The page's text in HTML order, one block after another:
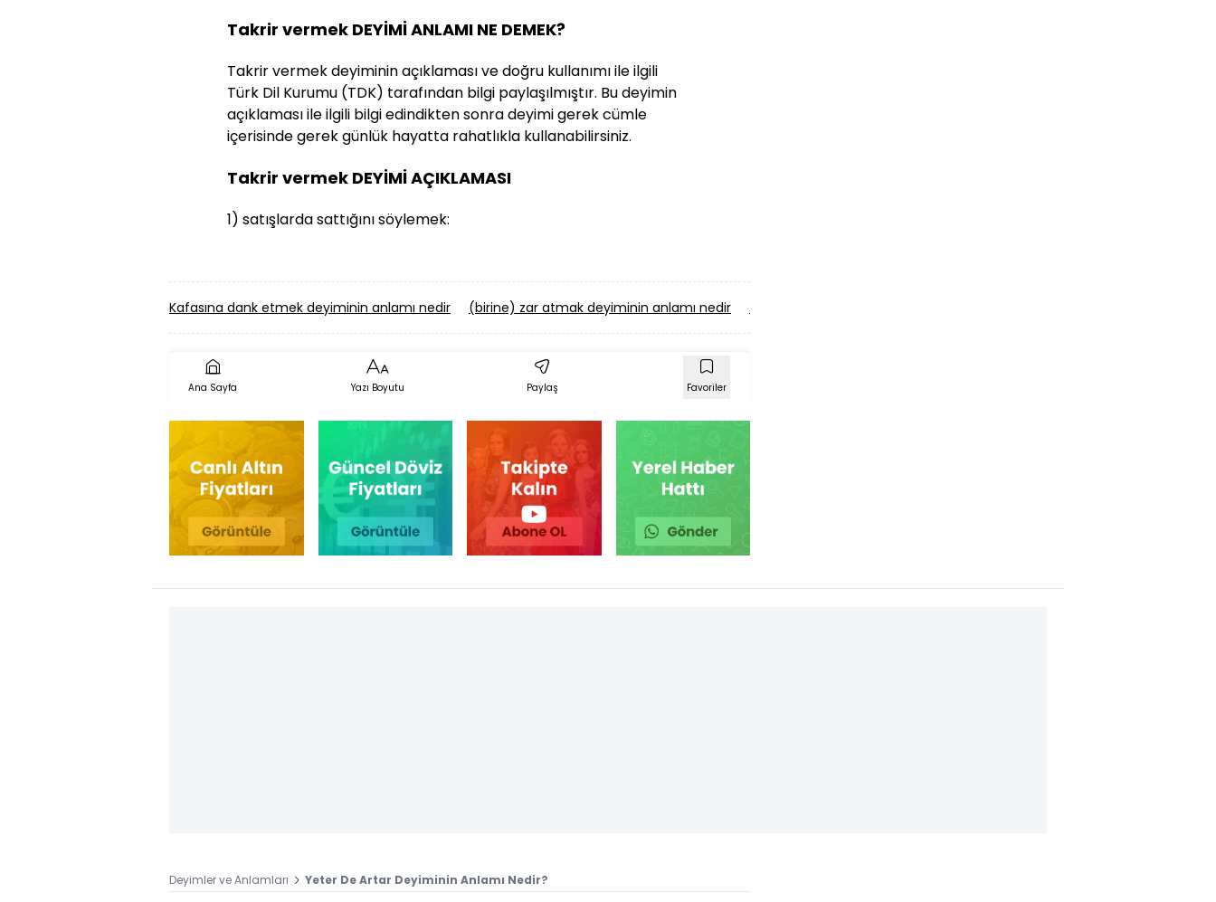
Takrir vermek DEYİMİ ANLAMI NE DEMEK?
Takrir vermek deyiminin açıklaması ve doğru kullanımı ile ilgili
Türk Dil Kurumu (TDK) tarafından bilgi paylaşılmıştır. Bu deyimin
açıklaması ile ilgili bilgi edindikten sonra deyimi gerek cümle
içerisinde gerek günlük hayatta rahatlıkla kullanabilirsiniz.
Takrir vermek DEYİMİ AÇIKLAMASI
1) satışlarda sattığını söylemek:
Kafasına dank etmek deyiminin anlamı nedir (birine) zar atmak deyiminin anlamı nedir
Ana Sayfa Yazı Boyutu Paylaş Favoriler
Deyimler ve Anlamları Yeter De Artar Deyiminin Anlamı Nedir?